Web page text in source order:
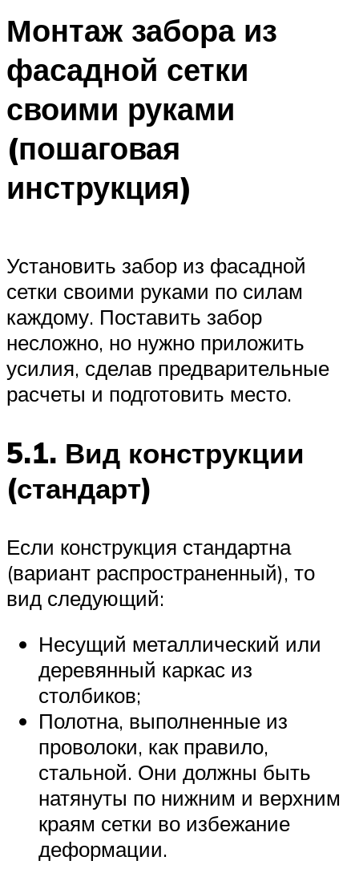
Монтаж забора из
фасадной сетки
своими руками
(пошаговая
инструкция)
Установить забор из фасадной
сетки своими руками по силам
каждому. Поставить забор
несложно, но нужно приложить
усилия, сделав предварительные
расчеты и подготовить место.
5.1. Вид конструкции
(стандарт)
Если конструкция стандартна
(вариант распространенный), то
вид следующий:
Несущий металлический или
деревянный каркас из
столбиков;
Полотна, выполненные из
проволоки, как правило,
стальной. Они должны быть
натянуты по нижним и верхним
краям сетки во избежание
деформации.